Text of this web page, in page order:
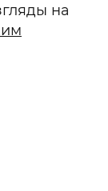
на